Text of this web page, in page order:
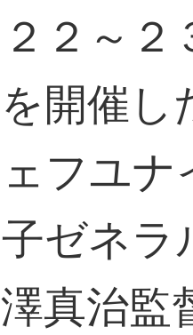
２～
開催
フユ
ゼネ
真治